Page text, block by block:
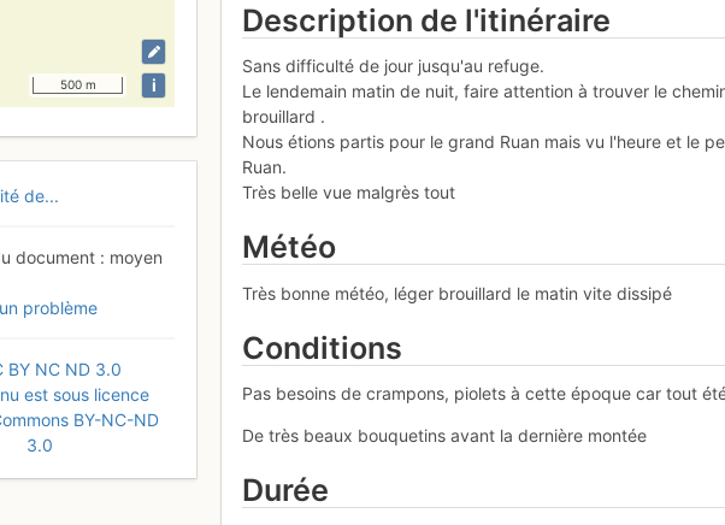
500 m i
de...
document
moyen
problème
BY NC ND 3.0
est sous licence
BY-NC-ND
3.0
Description de l'itinéraire
Sans difficulté de jour jusqu'au refuge.
Le lendemain matin de nuit, faire attention à trouver le
brouillard .
Nous étions partis pour le grand Ruan mais vu l'heure et le
Ruan.
Très belle vue malgrès tout
Météo
Très bonne météo, léger brouillard le matin vite dissipé
Conditions
Pas besoins de crampons, piolets à cette époque car tout
De très beaux bouquetins avant la dernière montée
Durée